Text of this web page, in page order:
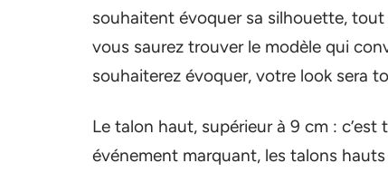
souhaitent évoquer sa silhouette,
vous saurez trouver le modèle qui
souhaiterez évoquer, votre look sera
Le talon haut, supérieur à 9 cm :
événement marquant, les talons